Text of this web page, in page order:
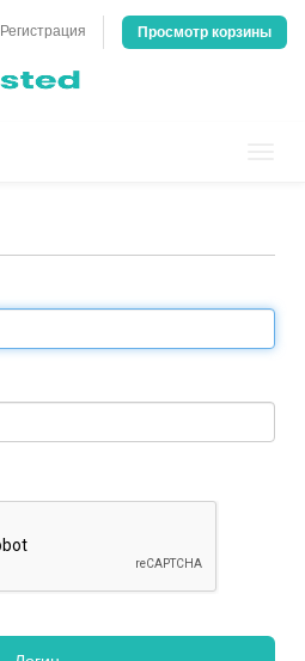
Регистрация Просмотр корзины